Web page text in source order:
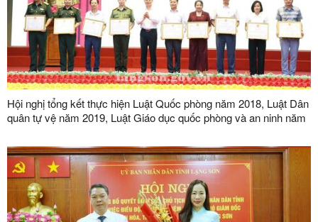
Hội nghị tổng kết thực hiện Luật Quốc phòng năm 2018, Luật Dân
quân tự vệ năm 2019, Luật Giáo dục quốc phòng và an ninh năm